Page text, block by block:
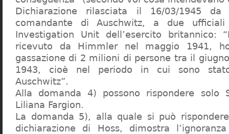
Dichiarazione rilasciata il 16/03/1945
comandante di Auschwitz, a due
Investigation Unit dell’esercito britannico:
ricevuto da Himmler nel maggio 1941,
gassazione di 2 milioni di persone tra il
1943, cioè nel periodo in cui sono
Auschwitz”.
Alla domanda 4) possono rispondere solo
Liliana Fargion.
La domanda 5), alla quale si può
dichiarazione di Hoss, dimostra